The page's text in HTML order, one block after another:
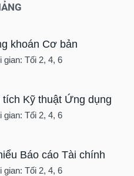
khoán Cơ bản
gian: Tối 2, 4, 6
Kỹ thuật Ứng dụng
gian: Tối 2, 4, 6
Báo cáo Tài chính
gian: Tối 2, 4, 6